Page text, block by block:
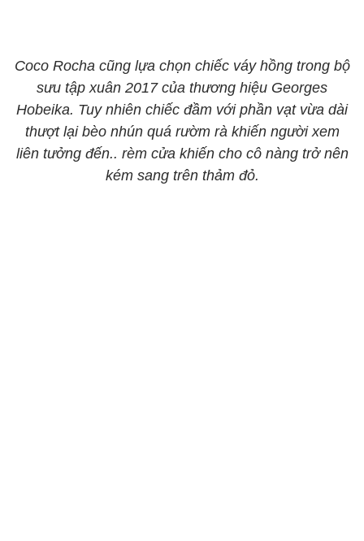
Coco Rocha cũng lựa chọn chiếc váy hồng trong bộ
sưu tập xuân 2017 của thương hiệu Georges
Hobeika. Tuy nhiên chiếc đầm với phần vạt vừa dài
thượt lại bèo nhún quá rườm rà khiến người xem
liên tưởng đến.. rèm cửa khiến cho cô nàng trở nên
kém sang trên thảm đỏ.